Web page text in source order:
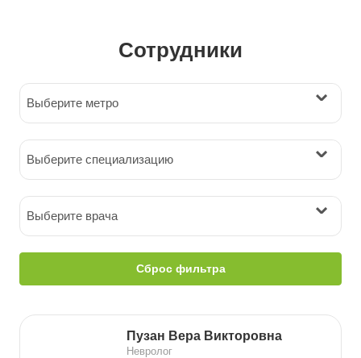
Сотрудники
Выберите метро
Выберите специализацию
Выберите врача
Сброс фильтра
Пузан Вера Викторовна
Невролог